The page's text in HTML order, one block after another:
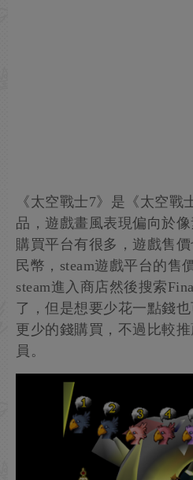
《太空戰士7》是《太空
品，遊戲畫風表現偏向於
購買平台有很多，遊戲售
民幣，steam遊戲平台的售
steam進入商店然後搜索
了，但是想要少花一點錢
更少的錢購買，不過比較
員。